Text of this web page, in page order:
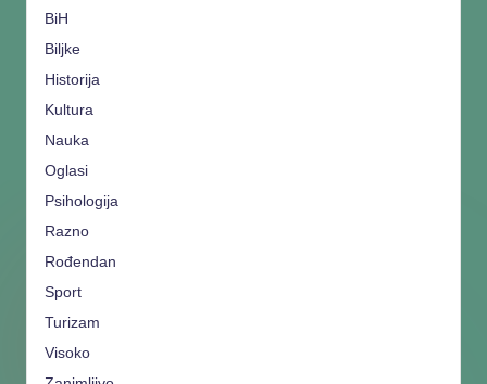
BiH
Biljke
Historija
Kultura
Nauka
Oglasi
Psihologija
Razno
Rođendan
Sport
Turizam
Visoko